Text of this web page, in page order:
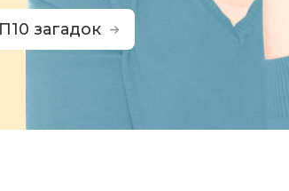
загадок